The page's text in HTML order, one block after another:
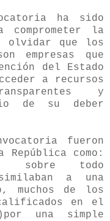
ha sido
comprometer la
olvidar que los
empresas que
del Estado
a recursos
y
de su deber
fueron
como:
sobre todo
a una
muchos de los
en el
una simple